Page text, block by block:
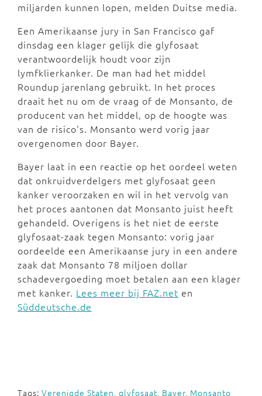
miljarden kunnen lopen, melden Duitse media.
Een Amerikaanse jury in San Francisco gaf
dinsdag een klager gelijk die glyfosaat
verantwoordelijk houdt voor zijn
lymfklierkanker. De man had het middel
Roundup jarenlang gebruikt. In het proces
draait het nu om de vraag of de Monsanto, de
producent van het middel, op de hoogte was
van de risico's. Monsanto werd vorig jaar
overgenomen door Bayer.
Bayer laat in een reactie op het oordeel weten
dat onkruidverdelgers met glyfosaat geen
kanker veroorzaken en wil in het vervolg van
het proces aantonen dat Monsanto juist heeft
gehandeld. Overigens is het niet de eerste
glyfosaat-zaak tegen Monsanto: vorig jaar
oordeelde een Amerikaanse jury in een andere
zaak dat Monsanto 78 miljoen dollar
schadevergoeding moet betalen aan een klager
met kanker. Lees meer bij FAZ.net en
Süddeutsche.de
Tags: Verenigde Staten, glyfosaat, Bayer, Monsanto